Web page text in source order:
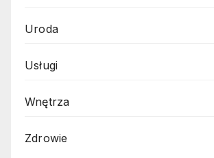
Uroda
Usługi
Wnętrza
Zdrowie